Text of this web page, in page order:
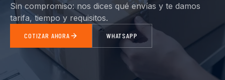
Sin compromiso: nos dices qué envías y te damos
tarifa, tiempo y requisitos.
COTIZAR AHORA WHATSAPP